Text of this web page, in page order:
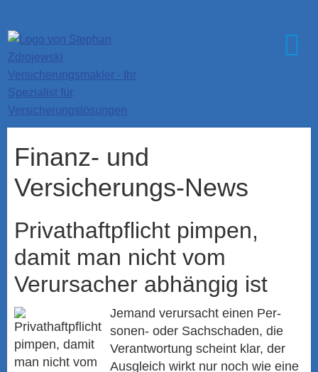
Finanz- und
Versicherungs-News
Privathaftpflicht pimpen,
damit man nicht vom
Verursacher abhängig ist
Jemand verursacht einen Per­
sonen- oder Sachschaden, die
Verantwortung scheint klar, der
Ausgleich wirkt nur noch wie eine